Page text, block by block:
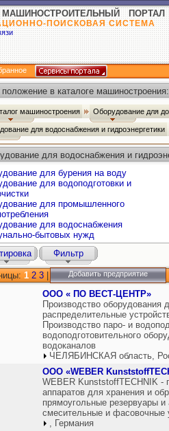
ПОРТАЛ
ПОИСКОВАЯ СИСТЕМА
в каталоге машиностроения:
машиностроения Оборудование для
для водоснабжения и гидроэнергетики
для водоснабжения и
для бурения на воду
для водоподготовки и
для промышленного
для водоснабжения
бытовых нужд
Фильтр
1 2 3 Добавить предприятие
ООО « ПО ВЕСТ-ЦЕНТР»
Производство оборудования
распределительные
Производство паро- и
водоподготовительного
водоканалов
ЧЕЛЯБИНСКАЯ область,
ООО «WEBER
WEBER KunststoffTECHNIK -
аппаратов для хранения и
прямоугольные резервуары
смесительные и фасовочные
, Германия